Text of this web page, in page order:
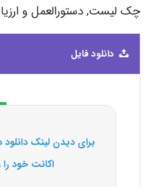
چک لیست, دستورالعمل و
دانلود فایل
برای دیدن لینک
اکانت خود را